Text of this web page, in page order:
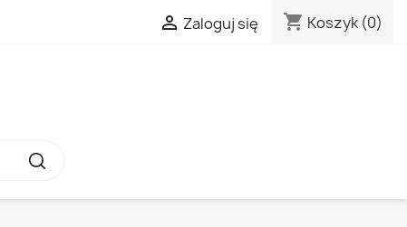
 Zaloguj się shopping_cart Koszyk (0)